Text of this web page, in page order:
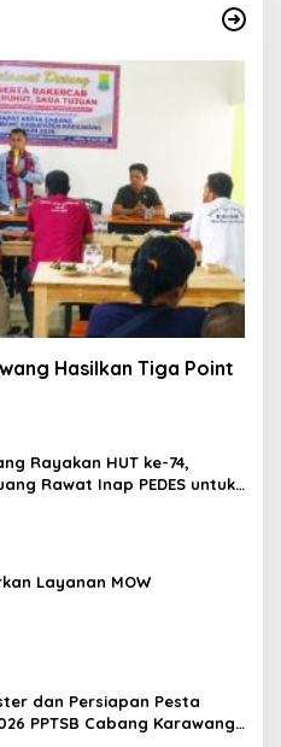
Hasilkan Tiga Point
Rayakan HUT ke-74,
Rawat Inap PEDES untuk
Kesehatan
Layanan MOW
dan Persiapan Pesta
PPTSB Cabang Karawang